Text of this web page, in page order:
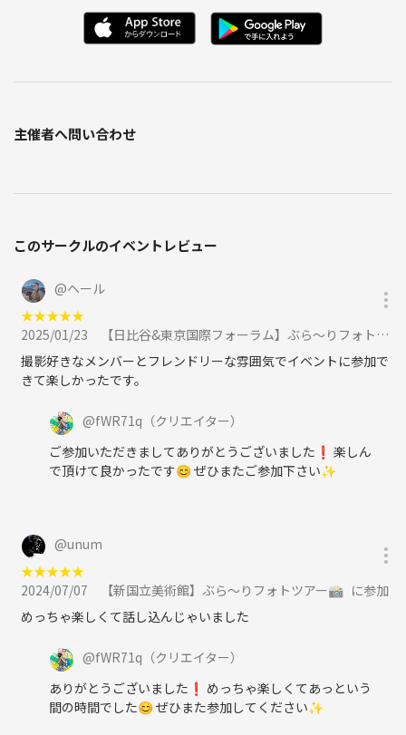
主催者へ問い合わせ
このサークルのイベントレビュー
@ヘール
★★★★★
2025/01/23
【日比谷&東京国際フォーラム】ぶら〜りフォトツアー📸 に参加
撮影好きなメンバーとフレンドリーな雰囲気でイベントに参加で
きて楽しかったです。
@fWR71q （クリエイター）
ご参加いただきましてありがとうございました❗️ 楽しん
で頂けて良かったです😊 ぜひまたご参加下さい✨
@unum
★★★★★
2024/07/07
【新国立美術館】ぶら〜りフォトツアー📸 に参加
めっちゃ楽しくて話し込んじゃいました
@fWR71q （クリエイター）
ありがとうございました❗️ めっちゃ楽しくてあっという
間の時間でした😊 ぜひまた参加してください✨